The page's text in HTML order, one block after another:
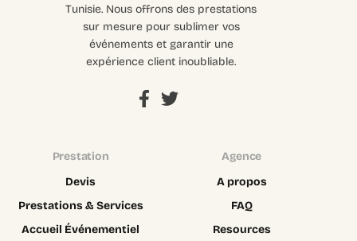
Tunisie. Nous offrons des prestations
sur mesure pour sublimer vos
événements et garantir une
expérience client inoubliable.
Prestation
Devis
Prestations & Services
Accueil Événementiel
Agence
A propos
FAQ
Resources